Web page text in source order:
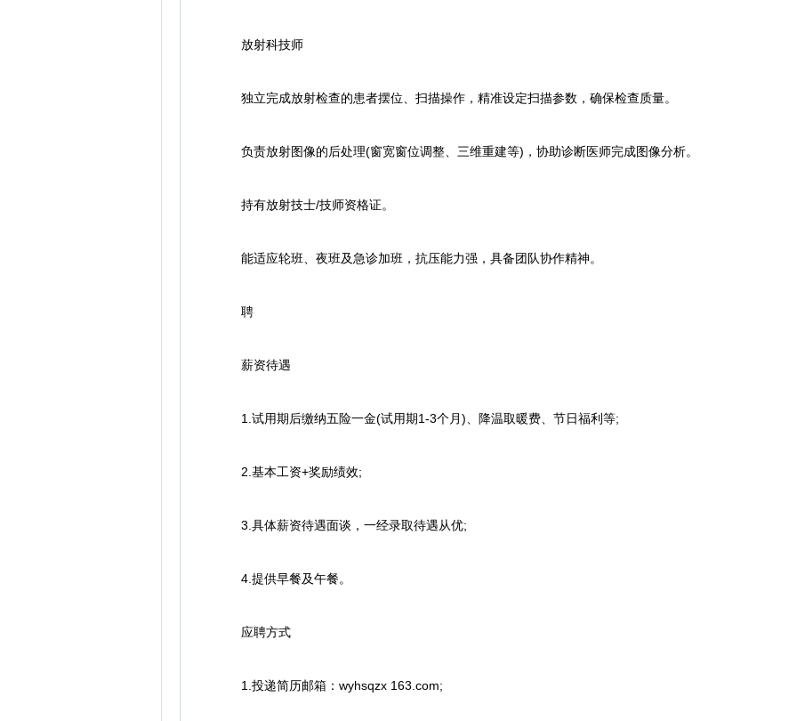
放射科技师
独立完成放射检查的患者摆位、扫描操作，精准设定扫描参数，确保检查质量。
负责放射图像的后处理(窗宽窗位调整、三维重建等)，协助诊断医师完成图像分析。
持有放射技士/技师资格证。
能适应轮班、夜班及急诊加班，抗压能力强，具备团队协作精神。
聘
薪资待遇
1.试用期后缴纳五险一金(试用期1-3个月)、降温取暖费、节日福利等;
2.基本工资+奖励绩效;
3.具体薪资待遇面谈，一经录取待遇从优;
4.提供早餐及午餐。
应聘方式
1.投递简历邮箱：wyhsqzx 163.com;